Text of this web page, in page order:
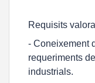
Requisits
- Coneixement
requeriments
industrials.